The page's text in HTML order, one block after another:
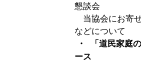
懇談会
当協会にお寄
などについて
・ 「道民家庭
ース